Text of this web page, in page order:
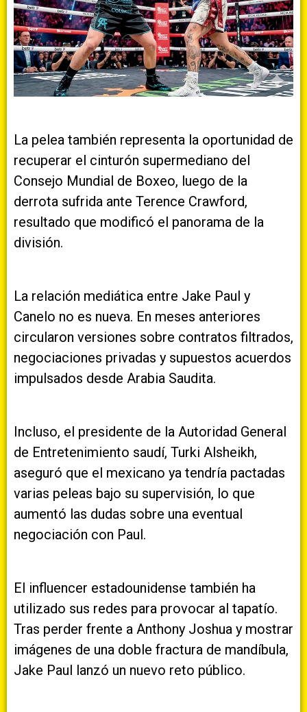
La pelea también representa la oportunidad de
recuperar el cinturón supermediano del
Consejo Mundial de Boxeo, luego de la
derrota sufrida ante Terence Crawford,
resultado que modificó el panorama de la
división.
La relación mediática entre Jake Paul y
Canelo no es nueva. En meses anteriores
circularon versiones sobre contratos filtrados,
negociaciones privadas y supuestos acuerdos
impulsados desde Arabia Saudita.
Incluso, el presidente de la Autoridad General
de Entretenimiento saudí, Turki Alsheikh,
aseguró que el mexicano ya tendría pactadas
varias peleas bajo su supervisión, lo que
aumentó las dudas sobre una eventual
negociación con Paul.
El influencer estadounidense también ha
utilizado sus redes para provocar al tapatío.
Tras perder frente a Anthony Joshua y mostrar
imágenes de una doble fractura de mandíbula,
Jake Paul lanzó un nuevo reto público.